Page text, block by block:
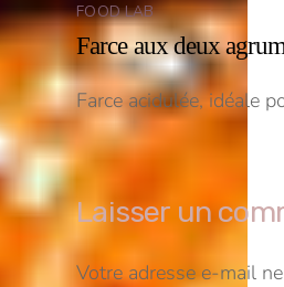
FOOD LAB
Farce aux deux
Farce acidulée, idéale
Laisser un
Votre adresse e-mail